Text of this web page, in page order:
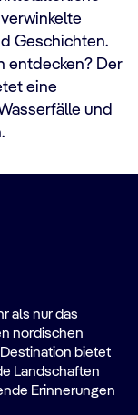
Geschichten.
entdecken? Der
eine
und
als nur das
nordischen
bietet
Landschaften
Erinnerungen